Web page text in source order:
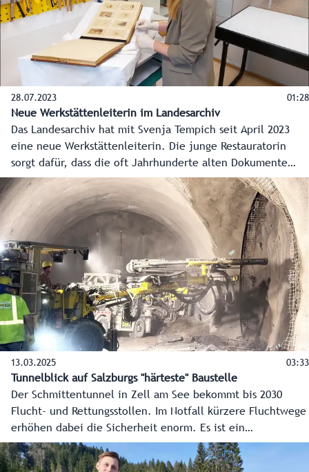
28.07.2023 01:28
Neue Werkstättenleiterin im Landesarchiv
Das Landesarchiv hat mit Svenja Tempich seit April 2023
eine neue Werkstättenleiterin. Die junge Restauratorin
sorgt dafür, dass die oft Jahrhunderte alten Dokumente
erhalten bleiben.
13.03.2025 03:33
Tunnelblick auf Salzburgs "härteste" Baustelle
Der Schmittentunnel in Zell am See bekommt bis 2030
Flucht- und Rettungsstollen. Im Notfall kürzere Fluchtwege
erhöhen dabei die Sicherheit enorm. Es ist ein
Mammutprojekt bei dem rund 200.000 Kubikmeter Gestein
aus dem Berg gesprengt werden. Für die Anrainer wurde